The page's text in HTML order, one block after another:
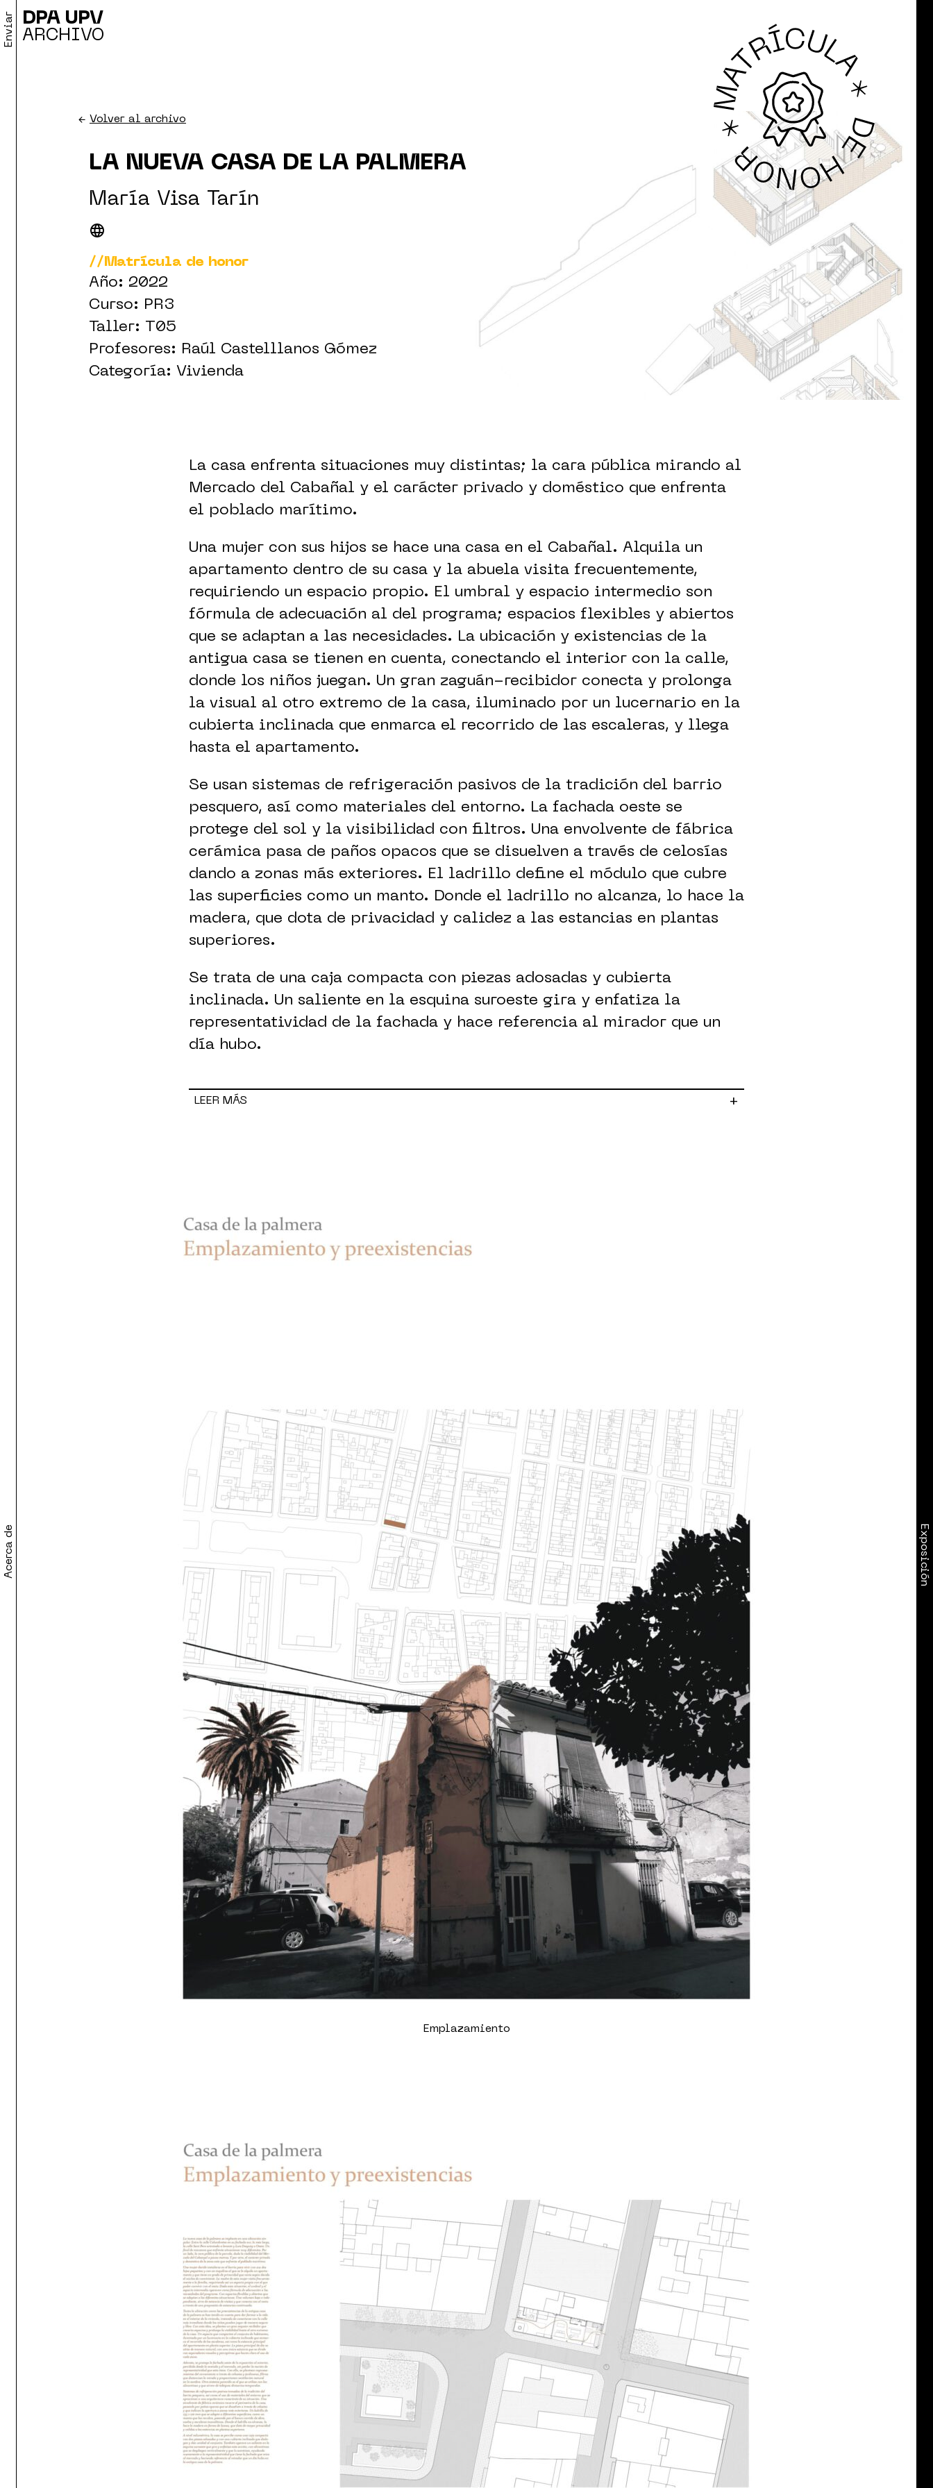
DPA UPV
ARCHIVO
Acerca de
Enviar
Exposición
← Volver al archivo
LA NUEVA CASA DE LA PALMERA
María Visa Tarín
//Matrícula de honor
Año: 2022
Curso: PR3
Taller: T05
Profesores: Raúl Castelllanos Gómez
Categoría: Vivienda
La casa enfrenta situaciones muy distintas; la cara pública mirando al
Mercado del Cabañal y el carácter privado y doméstico que enfrenta
el poblado marítimo.
Una mujer con sus hijos se hace una casa en el Cabañal. Alquila un
apartamento dentro de su casa y la abuela visita frecuentemente,
requiriendo un espacio propio. El umbral y espacio intermedio son
fórmula de adecuación al del programa; espacios flexibles y abiertos
que se adaptan a las necesidades. La ubicación y existencias de la
antigua casa se tienen en cuenta, conectando el interior con la calle,
donde los niños juegan. Un gran zaguán-recibidor conecta y prolonga
la visual al otro extremo de la casa, iluminado por un lucernario en la
cubierta inclinada que enmarca el recorrido de las escaleras, y llega
hasta el apartamento.
Se usan sistemas de refrigeración pasivos de la tradición del barrio
pesquero, así como materiales del entorno. La fachada oeste se
protege del sol y la visibilidad con filtros. Una envolvente de fábrica
cerámica pasa de paños opacos que se disuelven a través de celosías
dando a zonas más exteriores. El ladrillo define el módulo que cubre
las superficies como un manto. Donde el ladrillo no alcanza, lo hace la
madera, que dota de privacidad y calidez a las estancias en plantas
superiores.
Se trata de una caja compacta con piezas adosadas y cubierta
inclinada. Un saliente en la esquina suroeste gira y enfatiza la
representatividad de la fachada y hace referencia al mirador que un
día hubo.
LEER MÁS +
Emplazamiento